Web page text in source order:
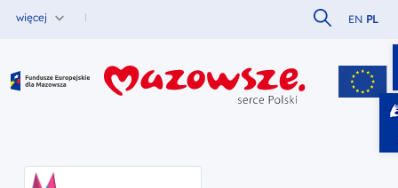
więcej Szukaj w
EN PL
Fundusze Europejskie dla Mazowsza